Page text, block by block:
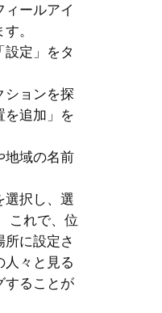
ィールアイ
。
設定」をタ
ションを探
を追加」を
地域の名前
選択し、選
これで、位
所に設定さ
人々と見る
することが